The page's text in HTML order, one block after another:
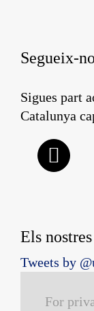
Segueix-
Sigues part
Catalunya
Els
Tweets by
For